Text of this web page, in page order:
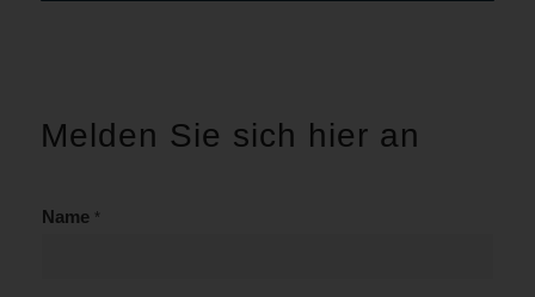
Melden Sie sich hier an
Name *